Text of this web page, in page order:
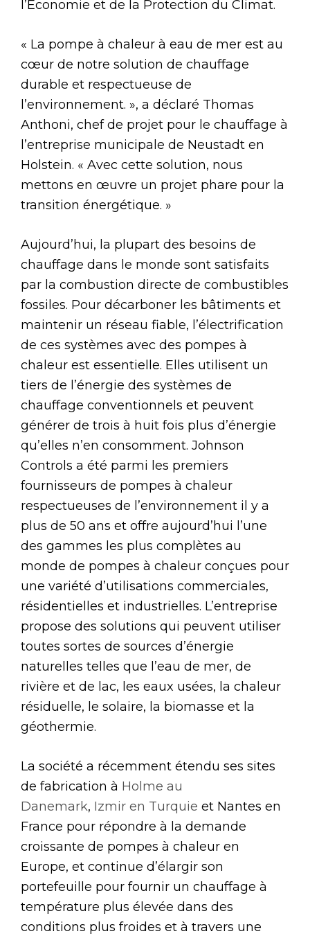
l’Économie et de la Protection du Climat.
« La pompe à chaleur à eau de mer est au
cœur de notre solution de chauffage
durable et respectueuse de
l’environnement. », a déclaré Thomas
Anthoni, chef de projet pour le chauffage à
l’entreprise municipale de Neustadt en
Holstein. « Avec cette solution, nous
mettons en œuvre un projet phare pour la
transition énergétique. »
Aujourd’hui, la plupart des besoins de
chauffage dans le monde sont satisfaits
par la combustion directe de combustibles
fossiles. Pour décarboner les bâtiments et
maintenir un réseau fiable, l’électrification
de ces systèmes avec des pompes à
chaleur est essentielle. Elles utilisent un
tiers de l’énergie des systèmes de
chauffage conventionnels et peuvent
générer de trois à huit fois plus d’énergie
qu’elles n’en consomment. Johnson
Controls a été parmi les premiers
fournisseurs de pompes à chaleur
respectueuses de l’environnement il y a
plus de 50 ans et offre aujourd’hui l’une
des gammes les plus complètes au
monde de pompes à chaleur conçues pour
une variété d’utilisations commerciales,
résidentielles et industrielles. L’entreprise
propose des solutions qui peuvent utiliser
toutes sortes de sources d’énergie
naturelles telles que l’eau de mer, de
rivière et de lac, les eaux usées, la chaleur
résiduelle, le solaire, la biomasse et la
géothermie.
La société a récemment étendu ses sites
de fabrication à Holme au
Danemark, Izmir en Turquie et Nantes en
France pour répondre à la demande
croissante de pompes à chaleur en
Europe, et continue d’élargir son
portefeuille pour fournir un chauffage à
température plus élevée dans des
conditions plus froides et à travers une